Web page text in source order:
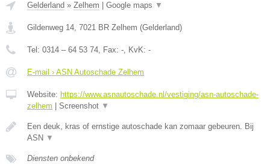
Gelderland » Zelhem Google maps ▼
Gildenweg 14, 7021 BR Zelhem (Gelderland)
Tel: 0314 – 64 53 74, Fax: -, KvK: -
E-mail › ASN Autoschade Zelhem
Website: https://www.asnautoschade.nl/vestiging/asn-autoschade-
zelhem
Screenshot ▼
Een deuk, kras of ernstige autoschade kan zomaar gebeuren. Bij
ASN ▼
Diensten onbekend